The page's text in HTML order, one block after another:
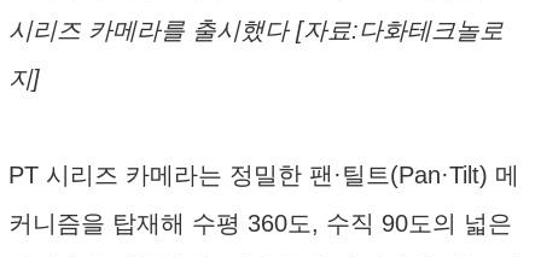
시리즈 카메라를 출시했다 [자료:다화테크놀로
지]
PT 시리즈 카메라는 정밀한 팬·틸트(Pan·Tilt) 메
커니즘을 탑재해 수평 360도, 수직 90도의 넓은